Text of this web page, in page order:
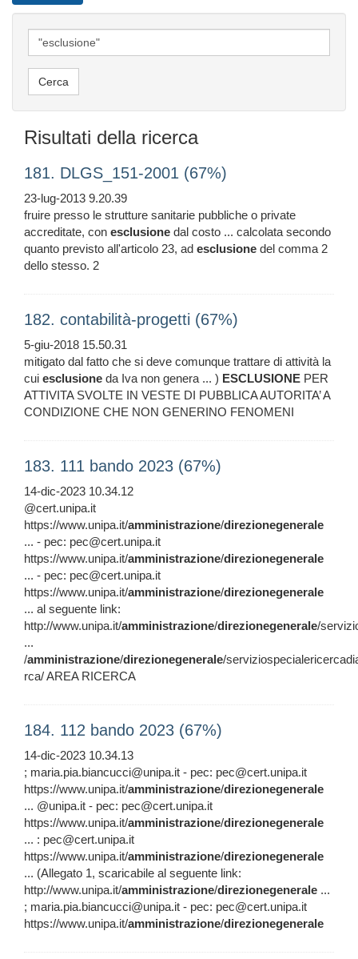
Risultati della ricerca
181. DLGS_151-2001 (67%)
23-lug-2013 9.20.39
fruire presso le strutture sanitarie pubbliche o private
accreditate, con esclusione dal costo ... calcolata secondo
quanto previsto all'articolo 23, ad esclusione del comma 2
dello stesso. 2
182. contabilità-progetti (67%)
5-giu-2018 15.50.31
mitigato dal fatto che si deve comunque trattare di attività la
cui esclusione da Iva non genera ... ) ESCLUSIONE PER
ATTIVITA SVOLTE IN VESTE DI PUBBLICA AUTORITA’ A
CONDIZIONE CHE NON GENERINO FENOMENI
183. 111 bando 2023 (67%)
14-dic-2023 10.34.12
@cert.unipa.it
https://www.unipa.it/amministrazione/direzionegenerale
... - pec: pec@cert.unipa.it
https://www.unipa.it/amministrazione/direzionegenerale
... - pec: pec@cert.unipa.it
https://www.unipa.it/amministrazione/direzionegenerale
... al seguente link:
http://www.unipa.it/amministrazione/direzionegenerale/
...
/amministrazione/direzionegenerale/
rca/ AREA RICERCA
184. 112 bando 2023 (67%)
14-dic-2023 10.34.13
; maria.pia.biancucci@unipa.it - pec: pec@cert.unipa.it
https://www.unipa.it/amministrazione/direzionegenerale
... @unipa.it - pec: pec@cert.unipa.it
https://www.unipa.it/amministrazione/direzionegenerale
... : pec@cert.unipa.it
https://www.unipa.it/amministrazione/direzionegenerale
... (Allegato 1, scaricabile al seguente link:
http://www.unipa.it/amministrazione/direzionegenerale ...
; maria.pia.biancucci@unipa.it - pec: pec@cert.unipa.it
https://www.unipa.it/amministrazione/direzionegenerale